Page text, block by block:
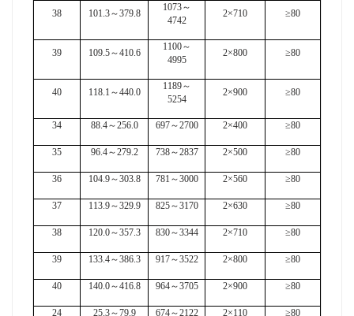
38 101.3～379.8
1073～
4742
2×710 ≥80
39 109.5～410.6
1100～
4995
2×800 ≥80
40 118.1 ～440.0
1189～
5254
2×900 ≥80
34 88.4～256.0 697～2700 2×400 ≥80
35 96.4～279.2 738～2837 2×500 ≥80
36 104.9～303.8 781 ～3000 2×560 ≥80
37 113.9～329.9 825～3170 2×630 ≥80
38 120.0～357.3 830～3344 2×710 ≥80
39 133.4～386.3 917～3522 2×800 ≥80
40 140.0～416.8 964～3705 2×900 ≥80
24 25.3～79.9 674～2122 2×110 ≥80